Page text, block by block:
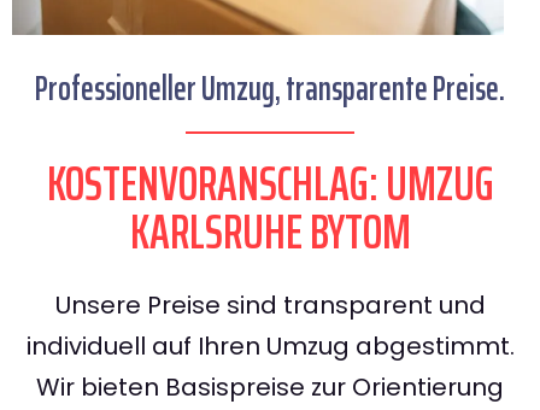
Professioneller Umzug, transparente Preise.
KOSTENVORANSCHLAG: UMZUG
KARLSRUHE BYTOM
Unsere Preise sind transparent und
individuell auf Ihren Umzug abgestimmt.
Wir bieten Basispreise zur Orientierung